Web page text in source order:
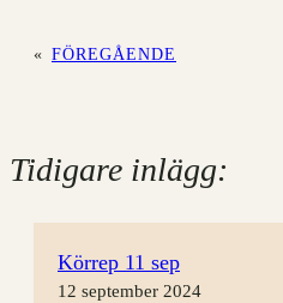
« FÖREGÅENDE
Tidigare inlägg:
Körrep 11 sep
12 september 2024